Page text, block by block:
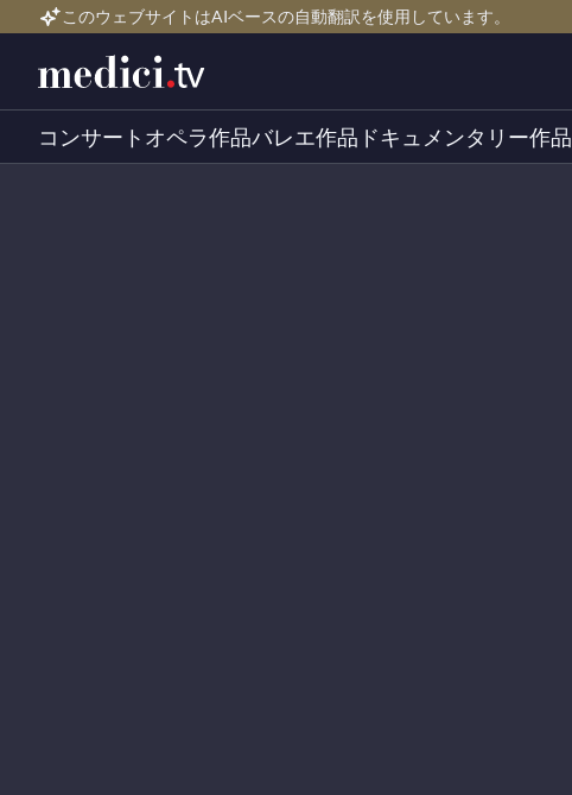
このウェブサイトはAIベースの自動翻訳を使用しています。
コンサート オペラ作品バレエ作品 ドキュメンタリー作品